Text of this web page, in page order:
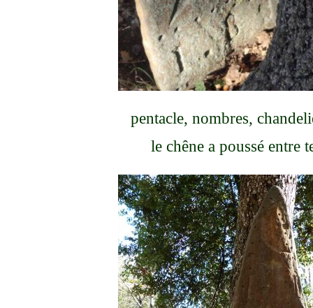
pentacle, nombres,
le chêne a poussé entre